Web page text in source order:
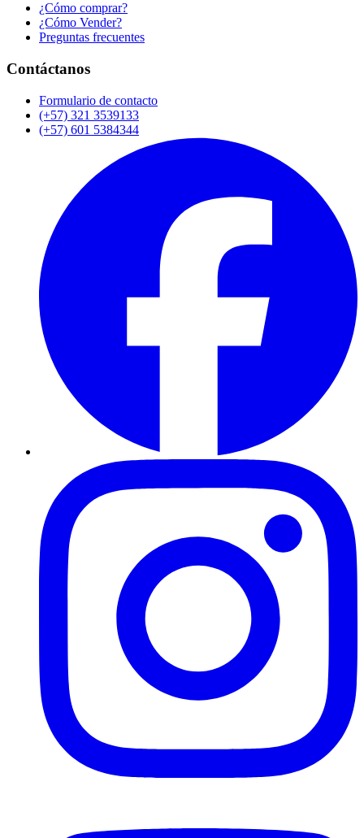
¿Cómo comprar?
¿Cómo Vender?
Preguntas frecuentes
Contáctanos
Formulario de contacto
(+57) 321 3539133
(+57) 601 5384344